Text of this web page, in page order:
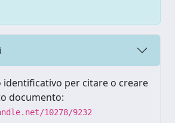
identificativo per citare o creare
documento:
10278/9232